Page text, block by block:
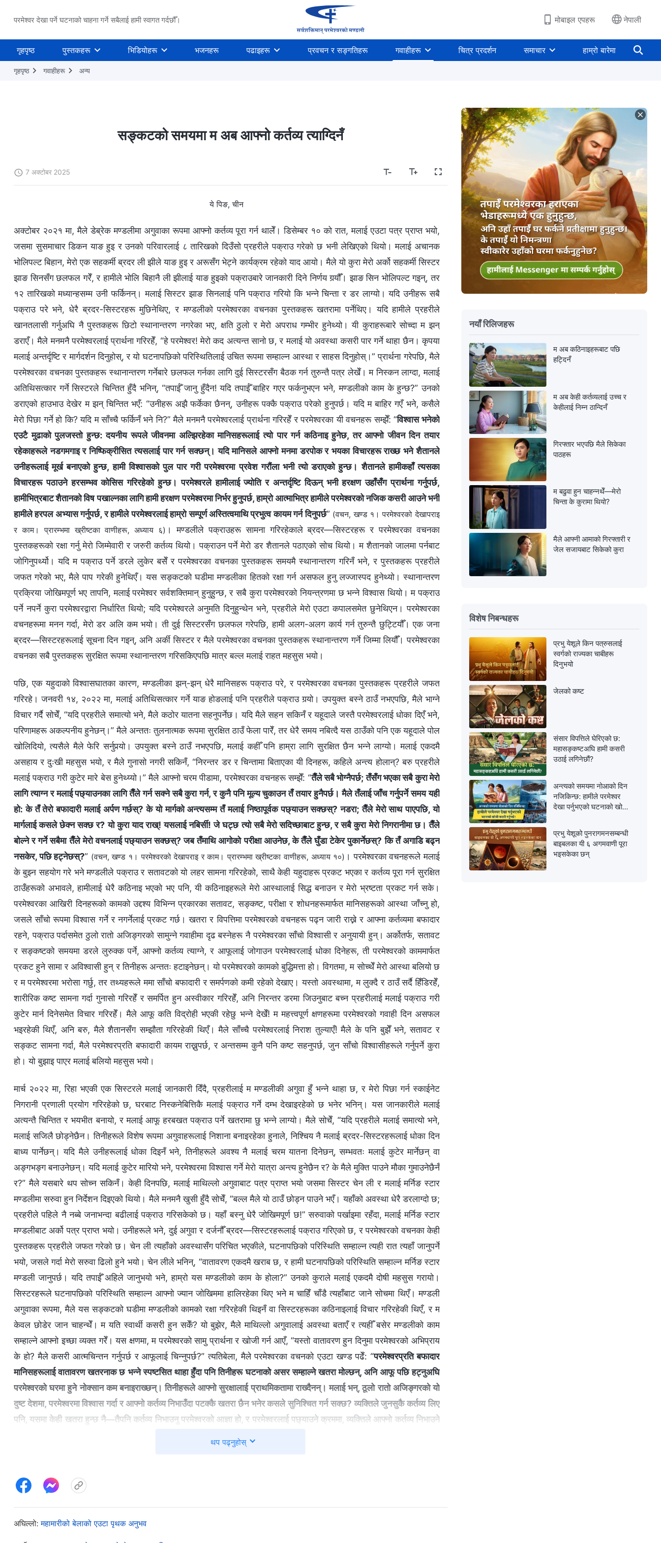
परमेश्वर देखा पर्ने घटनाको चाहना गर्ने सबैलाई हामी स्वागत गर्दछौँ। मोबाइल एपहरू नेपाली
गृहपृष्ठ पुस्तकहरू भिडियोहरू भजनहरू पढाइहरू प्रवचन र सङ्गतिहरू गवाहीहरू चित्र प्रदर्शन समाचार हाम्रो बारेमा
गृहपृष्ठ गवाहीहरू अन्य
सङ्कटको समयमा म अब आफ्नो कर्तव्य त्याग्दिनँ
7 अक्टोबर 2025
ये पिङ, चीन
अक्टोबर २०२१ मा, मैले डेब्रेक मण्डलीमा अगुवाका रूपमा आफ्नो कर्तव्य पूरा गर्न थालेँ। डिसेम्बर १० को रात, मलाई एउटा पत्र प्राप्त भयो,
जसमा सुसमाचार डिकन याङ हुइ र उनको परिवारलाई ८ तारिखको दिउँसो प्रहरीले पक्राउ गरेको छ भनी लेखिएको थियो। मलाई अचानक
भोलिपल्ट बिहान, मेरो एक सहकर्मी ब्रदर ली झीले याङ हुइ र अरूसँग भेट्ने कार्यक्रम रहेको याद आयो। मैले यो कुरा मेरो अर्को सहकर्मी सिस्टर
झाङ सिनसँग छलफल गरेँ, र हामीले भोलि बिहानै ली झीलाई याङ हुइको पक्राउबारे जानकारी दिने निर्णय गर्‍यौँ। झाङ सिन भोलिपल्ट गइन्, तर
१२ तारिखको मध्यान्हसम्म उनी फर्किनन्। मलाई सिस्टर झाङ सिनलाई पनि पक्राउ गरियो कि भन्‍ने चिन्ता र डर लाग्यो। यदि उनीहरू सबै
पक्राउ परे भने, धेरै ब्रदर-सिस्टरहरू मुछिनेथिए, र मण्डलीको परमेश्‍वरका वचनका पुस्तकहरू खतरामा पर्नेथिए। यदि हामीले प्रहरीले
खानतलासी गर्नुअघि नै पुस्तकहरू छिटो स्थानान्तरण नगरेका भए, क्षति ठुलो र मेरो अपराध गम्भीर हुनेथ्यो। यी कुराहरूबारे सोच्दा म झन्
डराएँ। मैले मनमनै परमेश्‍वरलाई प्रार्थना गरिरहेँ, “हे परमेश्‍वर! मेरो कद अत्यन्त सानो छ, र मलाई यो अवस्था कसरी पार गर्ने थाहा छैन। कृपया
मलाई अन्तर्दृष्टि र मार्गदर्शन दिनुहोस्, र यो घटनापछिको परिस्थितिलाई उचित रूपमा सम्हाल्न आस्था र साहस दिनुहोस्।” प्रार्थना गरेपछि, मैले
परमेश्‍वरका वचनका पुस्तकहरू स्थानान्तरण गर्नेबारे छलफल गर्नका लागि दुई सिस्टरसँग बैठक गर्न तुरुन्तै पत्र लेखेँ। म निस्कन लाग्दा, मलाई
अतिथिसत्कार गर्ने सिस्टरले चिन्तित हुँदै भनिन्, “तपाईँ जानु हुँदैन! यदि तपाईँ बाहिर गएर फर्कनुभएन भने, मण्डलीको काम के हुन्छ?” उनको
डराएको हाउभाउ देखेर म झन् चिन्तित भएँ: “उनीहरू अझै फर्केका छैनन्, उनीहरू पक्कै पक्राउ परेको हुनुपर्छ। यदि म बाहिर गएँ भने, कसैले
मेरो पिछा गर्ने हो कि? यदि म साँच्चै फर्किनँ भने नि?” मैले मनमनै परमेश्‍वरलाई प्रार्थना गरिरहेँ र परमेश्‍वरका यी वचनहरू सम्झेँ: “विश्‍वास भनेको
एउटै मुढाको पुलजस्तो हुन्छ: दयनीय रूपले जीवनमा अल्झिरहेका मानिसहरूलाई त्यो पार गर्न कठिनाइ हुनेछ, तर आफ्नो जीवन दिन तयार
रहेकाहरूले नडगमगाइ र निष्फिक्रीसित त्यसलाई पार गर्न सक्छन्। यदि मानिसले आफ्नो मनमा डरपोक र भयका विचारहरू राख्छ भने शैतानले
उनीहरूलाई मूर्ख बनाएको हुन्छ, हामी विश्‍वासको पुल पार गरी परमेश्‍वरमा प्रवेश गरौंला भनी त्यो डराएको हुन्छ। शैतानले हामीकहाँ त्यसका
विचारहरू पठाउने हरसम्भव कोसिस गरिरहेको हुन्छ। परमेश्‍वरले हामीलाई ज्योति र अन्तर्दृष्टि दिऊन् भनी हरक्षण उहाँसँग प्रार्थना गर्नुपर्छ,
हामीभित्रबाट शैतानको विष पखाल्नका लागि हामी हरक्षण परमेश्‍वरमा निर्भर हुनुपर्छ, हाम्रो आत्माभित्र हामीले परमेश्‍वरको नजिक कसरी आउने भनी
हामीले हरपल अभ्यास गर्नुपर्छ, र हामीले परमेश्‍वरलाई हाम्रो सम्पूर्ण अस्तित्वमाथि प्रभुत्व कायम गर्न दिनुपर्छ” (वचन, खण्ड १। परमेश्‍वरको देखापराइ
र काम। प्रारम्‍भमा ख्रीष्‍टका वाणीहरू, अध्याय ६) । मण्डलीले पक्राउहरू सामना गरिरहेकाले ब्रदर—सिस्टरहरू र परमेश्‍वरका वचनका
पुस्तकहरूको रक्षा गर्नु मेरो जिम्मेवारी र जरुरी कर्तव्य थियो। पक्राउन पर्ने मेरो डर शैतानले पठाएको सोच थियो। म शैतानको जालमा पर्नबाट
जोगिनुपर्थ्यो। यदि म पक्राउ पर्ने डरले लुकेर बसेँ र परमेश्‍वरका वचनका पुस्तकहरू समयमै स्थानान्तरण गरिनँ भने, र पुस्तकहरू प्रहरीले
जफत गरेको भए, मैले पाप गरेकी हुनेथिएँ। यस सङ्कटको घडीमा मण्डलीका हितको रक्षा गर्न असफल हुनु लज्जास्पद हुनेथ्यो। स्थानान्तरण
प्रक्रिया जोखिमपूर्ण भए तापनि, मलाई परमेश्‍वर सर्वशक्तिमान् हुनुहुन्छ, र सबै कुरा परमेश्‍वरको नियन्त्रणमा छ भन्‍ने विश्‍वास थियो। म पक्राउ
पर्ने नपर्ने कुरा परमेश्‍वरद्वारा निर्धारित थियो; यदि परमेश्‍वरले अनुमति दिनुहुन्थेन भने, प्रहरीले मेरो एउटा कपालसमेत छुनेथिएन। परमेश्‍वरका
वचनहरूमा मनन गर्दा, मेरो डर अलि कम भयो। ती दुई सिस्टरसँग छलफल गरेपछि, हामी अलग-अलग कार्य गर्न तुरुन्तै छुट्टियौँ। एक जना
ब्रदर—सिस्टरहरूलाई सूचना दिन गइन्, अनि अर्की सिस्टर र मैले परमेश्‍वरका वचनका पुस्तकहरू स्थानान्तरण गर्ने जिम्मा लियौँ। परमेश्‍वरका
वचनका सबै पुस्तकहरू सुरक्षित रूपमा स्थानान्तरण गरिसकिएपछि मात्र बल्ल मलाई राहत महसुस भयो।
पछि, एक यहुदाको विश्‍वासघातका कारण, मण्डलीका झन्-झन् धेरै मानिसहरू पक्राउ परे, र परमेश्‍वरका वचनका पुस्तकहरू प्रहरीले जफत
गरिरहे। जनवरी १४, २०२२ मा, मलाई अतिथिसत्कार गर्ने याङ होङलाई पनि प्रहरीले पक्राउ गर्‍यो। उपयुक्त बस्ने ठाउँ नभएपछि, मैले भाग्ने
विचार गर्दै सोचेँ, “यदि प्रहरीले समात्यो भने, मैले कठोर यातना सहनुपर्नेछ। यदि मैले सहन सकिनँ र यहूदाले जस्तै परमेश्‍वरलाई धोका दिएँ भने,
परिणामहरू अकल्पनीय हुनेछन्।” मैले अन्ततः तुलनात्मक रूपमा सुरक्षित ठाउँ फेला पारेँ, तर धेरै समय नबित्दै यस ठाउँको पनि एक यहूदाले पोल
खोलिदियो, त्यसैले मैले फेरि सर्नुपर्‍यो। उपयुक्त बस्ने ठाउँ नभएपछि, मलाई कहीँ पनि हाम्रा लागि सुरक्षित छैन भन्‍ने लाग्यो। मलाई एकदमै
असहाय र दुःखी महसुस भयो, र मैले गुनासो नगरी सकिनँ, “निरन्तर डर र चिन्तामा बिताएका यी दिनहरू, कहिले अन्त्य होलान्? बरु प्रहरीले
मलाई पक्राउ गरी कुटेर मारे बेस हुनेथ्य्यो।” मैले आफ्नो चरम पीडामा, परमेश्‍वरका वचनहरू सम्झेँ: “तैँले सबै भोग्नैपर्छ; तँसँग भएका सबै कुरा मेरो
लागि त्याग्न र मलाई पछ्याउनका लागि तैँले गर्न सक्ने सबै कुरा गर्न, र कुनै पनि मूल्य चुकाउन तँ तयार हुनैपर्छ। मैले तँलाई जाँच गर्नुपर्ने समय यही
हो: के तँ तेरो बफादारी मलाई अर्पण गर्छस्? के यो मार्गको अन्त्यसम्म तँ मलाई निष्ठापूर्वक पछ्याउन सक्छस्? नडरा; तैँले मेरो साथ पाएपछि, यो
मार्गलाई कसले छेक्न सक्छ र? यो कुरा याद राख्! यसलाई नबिर्सी! जे घट्छ त्यो सबै मेरो सदिच्छाबाट हुन्छ, र सबै कुरा मेरो निगरानीमा छ। तैँले
बोल्ने र गर्ने सबैमा तैँले मेरो वचनलाई पछ्याउन सक्छस्? जब तँमाथि आगोको परीक्षा आउनेछ, के तैँले घुँडा टेकेर पुकार्नेछस्? कि तँ अगाडि बढ्न
नसकेर, पछि हट्नेछस्?” (वचन, खण्ड १। परमेश्‍वरको देखापराइ र काम। प्रारम्‍भमा ख्रीष्‍टका वाणीहरू, अध्याय १०) । परमेश्‍वरका वचनहरूले मलाई
के बुझ्न सहयोग गरे भने मण्डलीले पक्राउ र सतावटको यो लहर सामना गरिरहेको, साथै केही यहुदाहरू प्रकट भएका र कर्तव्य पूरा गर्न सुरक्षित
ठाउँहरूको अभावले, हामीलाई धेरै कठिनाइ भएको भए पनि, यी कठिनाइहरूले मेरो आस्थालाई सिद्ध बनाउन र मेरो भ्रष्टता प्रकट गर्न सके।
परमेश्‍वरका आखिरी दिनहरूको कामको उद्दश्य विभिन्न प्रकारका सतावट, सङ्कष्ट, परीक्षा र शोधनहरूमार्फत मानिसहरूको आस्था जाँच्नु हो,
जसले साँचो रूपमा विश्‍वास गर्ने र नगर्नेलाई प्रकट गर्छ। खतरा र विपत्तिमा परमेश्‍वरको वचनहरू पढ्न जारी राख्ने र आफ्ना कर्तव्यमा बफादार
रहने, पक्राउ पर्दासमेत ठुलो रातो अजिङ्गरको सामुन्ने गवाहीमा दृढ बस्नेहरू नै परमेश्‍वरका साँचो विश्‍वासी र अनुयायी हुन्। अर्कोतर्फ, सतावट
र सङ्कष्टको समयमा डरले लुरुक्क पर्ने, आफ्नो कर्तव्य त्याग्ने, र आफूलाई जोगाउन परमेश्‍वरलाई धोका दिनेहरू, ती परमेश्‍वरको काममार्फत
प्रकट हुने सामा र अविश्‍वासी हुन् र तिनीहरू अन्ततः हटाइनेछन्। यो परमेश्‍वरको कामको बुद्धिमत्ता हो। विगतमा, म सोच्थेँ मेरो आस्था बलियो छ
र म परमेश्‍वरमा भरोसा गर्छु, तर तथ्यहरूले ममा साँचो बफादारी र समर्पणको कमी रहेको देखाए। यस्तो अवस्थामा, म लुक्दै र ठाउँ सर्दै हिँडिरहेँ,
शारीरिक कष्ट सामना गर्दा गुनासो गरिरहेँ र समर्पित हुन अस्वीकार गरिरहेँ, अनि निरन्तर डरमा जिउनुबाट बच्न प्रहरीलाई मलाई पक्राउ गरी
कुटेर मार्न दिनेसमेत विचार गरिरहेँ। मैले आफू कति विद्रोही भएकी रहेछु भन्‍ने देखेँ! म महत्त्वपूर्ण क्षणहरूमा परमेश्‍वरको गवाही दिन असफल
भइरहेकी थिएँ, अनि बरु, मैले शैतानसँग सम्झौता गरिरहेकी थिएँ। मैले साँच्चै परमेश्‍वरलाई निराश तुल्याएँ! मैले के पनि बुझेँ भने, सतावट र
सङ्कट सामना गर्दा, मैले परमेश्‍वरप्रति बफादारी कायम राख्नुपर्छ, र अन्तसम्म कुनै पनि कष्ट सहनुपर्छ, जुन साँचो विश्‍वासीहरूले गर्नुपर्ने कुरा
हो। यो बुझाइ पाएर मलाई बलियो महसुस भयो।
मार्च २०२२ मा, रिहा भएकी एक सिस्टरले मलाई जानकारी दिँदै, प्रहरीलाई म मण्डलीकी अगुवा हुँ भन्‍ने थाहा छ, र मेरो पिछा गर्न स्काईनेट
निगरानी प्रणाली प्रयोग गरिरहेको छ, घरबाट निस्कनेबित्तिकै मलाई पक्राउ गर्ने दम्भ देखाइरहेको छ भनेर भनिन्। यस जानकारीले मलाई
अत्यन्तै चिन्तित र भयभीत बनायो, र मलाई आफू हरबखत पक्राउ पर्ने खतरामा छु भन्‍ने लाग्यो। मैले सोचेँ, “यदि प्रहरीले मलाई समात्यो भने,
मलाई सजिलै छोड्नेछैन। तिनीहरूले विशेष रूपमा अगुवाहरूलाई निशाना बनाइरहेका हुनाले, निश्चिय नै मलाई ब्रदर-सिस्टरहरूलाई धोका दिन
बाध्य पार्नेछन्। यदि मैले उनीहरूलाई धोका दिइनँ भने, तिनीहरूले अवश्य नै मलाई चरम यातना दिनेछन्, सम्भवतः मलाई कुटेर मार्नेछन् वा
अङ्गभङ्ग बनाउनेछन्। यदि मलाई कुटेर मारियो भने, परमेश्‍वरमा विश्‍वास गर्ने मेरो यात्रा अन्त्य हुनेछैन र? के मैले मुक्ति पाउने मौका गुमाउनेछैनँ
र?” मैले यसबारे थप सोच्न सकिनँ। केही दिनपछि, मलाई माथिल्लो अगुवाबाट पत्र प्राप्त भयो जसमा सिस्टर चेन ली र मलाई मर्निङ स्टार
मण्डलीमा सरुवा हुन निर्देशन दिइएको थियो। मैले मनमनै खुसी हुँदै सोचेँ, “बल्ल मैले यो ठाउँ छोड्न पाउने भएँ। यहाँको अवस्था धेरै डरलाग्दो छ;
प्रहरीले पहिले नै नब्बे जनाभन्दा बढीलाई पक्राउ गरिसकेको छ। यहाँ बस्नु धेरै जोखिमपूर्ण छ!” सरुवाको पर्खाइमा रहँदा, मलाई मर्निङ स्टार
मण्डलीबाट अर्को पत्र प्राप्त भयो। उनीहरूले भने, दुई अगुवा र दर्जनौँ ब्रदर—सिस्टरहरूलाई पक्राउ गरिएको छ, र परमेश्‍वरको वचनका केही
पुस्तकहरू प्रहरीले जफत गरेको छ। चेन ली त्यहाँको अवस्थासँग परिचित भएकीले, घटनापछिको परिस्थिति सम्हाल्न त्यही रात त्यहाँ जानुपर्ने
भयो, जसले गर्दा मेरो सरुवा ढिलो हुने भयो। चेन लीले भनिन्, “वातावरण एकदमै खराब छ, र हामी घटनापछिको परिस्थिति सम्हाल्न मर्निङ स्टार
मण्डली जानुपर्छ। यदि तपाईँ अहिले जानुभयो भने, हाम्रो यस मण्डलीको काम के होला?” उनको कुराले मलाई एकदमै दोषी महसुस गरायो।
सिस्टरहरूले घटनापछिको परिस्थिति सम्हाल्न आफ्नो ज्यान जोखिममा हालिरहेका थिए भने म चाहिँ चाँडै त्यहाँबाट जाने सोचमा थिएँ। मण्डली
अगुवाका रूपमा, मैले यस सङ्कटको घडीमा मण्डलीको कामको रक्षा गरिरहेकी थिइनँ वा सिस्टरहरूका कठिनाइलाई विचार गरिरहेकी थिएँ, र म
केवल छोडेर जान चाहन्थेँ। म यति स्वार्थी कसरी हुन सकेँ? यो बुझेर, मैले माथिल्लो अगुवालाई अवस्था बताएँ र त्यहीँ बसेर मण्डलीको काम
सम्हाल्ने आफ्नो इच्छा व्यक्त गरेँ। यस क्षणमा, म परमेश्‍वरको सामु प्रार्थना र खोजी गर्न आएँ, “यस्तो वातावरण हुन दिनुमा परमेश्‍वरको अभिप्राय
के हो? मैले कसरी आत्मचिन्तन गर्नुपर्छ र आफूलाई चिन्नुपर्छ?” त्यतिबेला, मैले परमेश्‍वरका वचनको एउटा खण्ड पढेँ: “परमेश्‍वरप्रति बफादार
मानिसहरूलाई वातावरण खतरनाक छ भन्‍ने स्पष्टसित थाहा हुँदा पनि तिनीहरू घटनाको असर सम्‍हाल्‍ने खतरा मोल्‍छन्, अनि आफू पछि हट्नुअघि
परमेश्‍वरको घरमा हुने नोक्सान कम बनाइराख्छन्। तिनीहरूले आफ्नो सुरक्षालाई प्राथमिकतामा राख्दैनन्। मलाई भन्, ठूलो रातो अजिङ्गरको यो
दुष्ट देशमा, परमेश्‍वरमा विश्‍वास गर्दा र आफ्‍नो कर्तव्य निभाउँदा पटक्कै खतरा छैन भनेर कसले सुनिश्चित गर्न सक्छ? व्यक्तिले जुनसुकै कर्तव्य लिए
पनि, यसमा केही खतरा हुन्छ नै—तैपनि कर्तव्य निभाउनु परमेश्‍वरको आज्ञा हो, र परमेश्‍वरलाई पछ्याउने क्रममा, व्यक्तिले आफ्‍नो कर्तव्य निभाउने
हुँदैन। उसले पहिले परमेश्‍वरका अभिप्रायहरूलाई विचार गर्नुपर्छ, उहाँको घरको कामलाई पहिलो स्थानमा राख्‍नुपर्छ र सुसमाचार सुनाउने कार्यलाई
ख्रीष्टविरोधीहरूको खुलासा। विषयवस्तु नौ (भाग दुई))
व्यक्ति हो। तर जब मैले मण्डलीको काम गर्ने मानिसहरूको आवश्यकता देखेँ, तब मैले केवल आफ्नो सुरक्षा र यो ठाउँ कसरी छिट्टै छोडेर जाने
थप पढ्नुहोस्
अघिल्लो:महामारीको बेलाको एउटा पृथक अनुभव
नयाँ रिलिजहरू
म अब कठिनाइहरूबाट पछि
हट्दिनँ
म अब केही कर्तव्यलाई उच्च र
केहीलाई निम्न ठान्दिनँ
गिरफ्तार भएपछि मैले सिकेका
पाठहरू
म बढुवा हुन चाहन्नथेँ—मेरो
चिन्ता के कुरामा थियो?
मैले आफ्नी आमाको गिरफ्तारी र
जेल सजायबाट सिकेको कुरा
विशेष निबन्धहरू
प्रभु येशूले किन पत्रुसलाई
स्वर्गको राज्यका चाबीहरू
दिनुभयो
जेलको कष्ट
संसार विपत्तिले घेरिएको छ:
महासङ्कष्टअघि हामी कसरी
उठाई लगिनेछौं?
अन्त्यको समयमा नोआको दिन
नजिकिन्छ: हामीले परमेश्‍वर
देखा पर्नुभएको घटनाको खोजी
प्रभु येशूको पुनरागमनसम्‍बन्धी
बाइबलका यी ६ अगमवाणी पूरा
भइसकेका छन्